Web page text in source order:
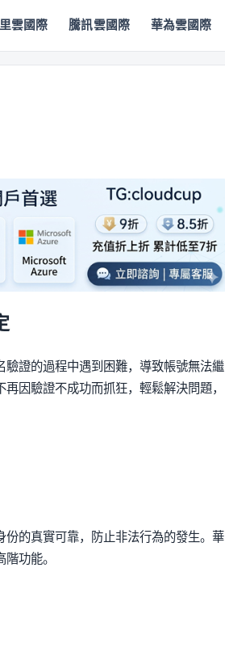
雲國際 騰訊雲國際 華為雲國際
證的過程中遇到困難，導致帳號無法繼
因驗證不成功而抓狂，輕鬆解決問題，
的真實可靠，防止非法行為的發生。華
功能。